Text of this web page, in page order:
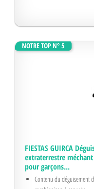
NOTRE TOP N° 5
FIESTAS GUIRCA
extraterrestre
pour garçons...
Contenu du déguisement